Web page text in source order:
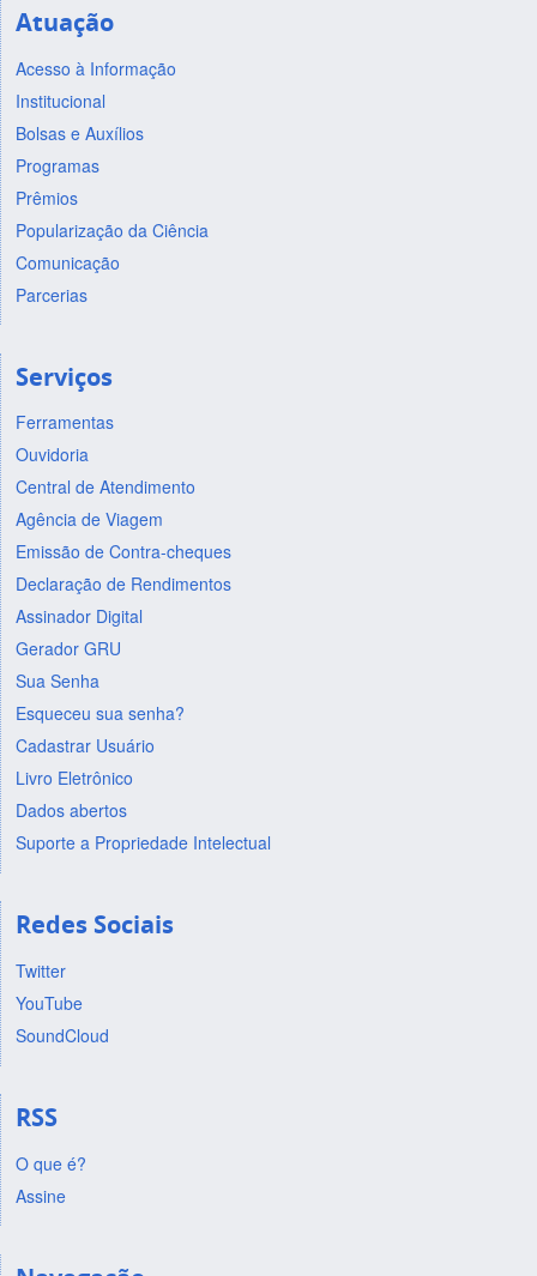
Atuação
Acesso à Informação
Institucional
Bolsas e Auxílios
Programas
Prêmios
Popularização da Ciência
Comunicação
Parcerias
Serviços
Ferramentas
Ouvidoria
Central de Atendimento
Agência de Viagem
Emissão de Contra-cheques
Declaração de Rendimentos
Assinador Digital
Gerador GRU
Sua Senha
Esqueceu sua senha?
Cadastrar Usuário
Livro Eletrônico
Dados abertos
Suporte a Propriedade Intelectual
Redes Sociais
Twitter
YouTube
SoundCloud
RSS
O que é?
Assine